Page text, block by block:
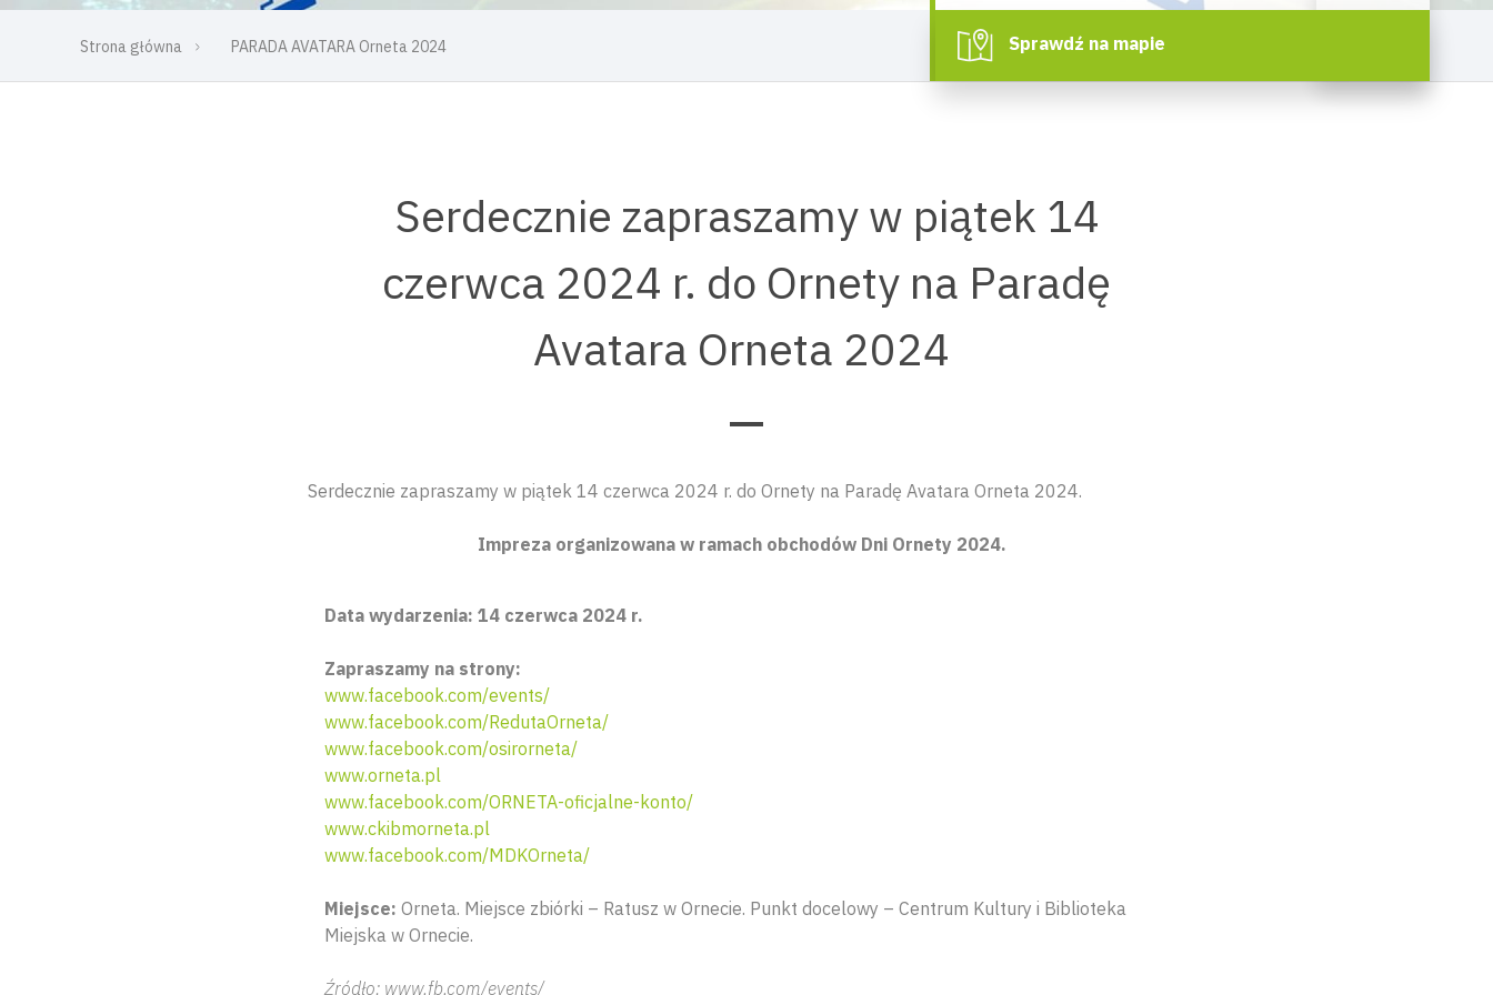
Strona główna PARADA AVATARA Orneta 2024 Sprawdź na mapie
Serdecznie zapraszamy w piątek 14
czerwca 2024 r. do Ornety na Paradę
Avatara Orneta 2024
Serdecznie zapraszamy w piątek 14 czerwca 2024 r. do Ornety na Paradę Avatara Orneta 2024.
Impreza organizowana w ramach obchodów Dni Ornety 2024.
Data wydarzenia: 14 czerwca 2024 r.
Zapraszamy na strony:
www.facebook.com/events/
www.facebook.com/RedutaOrneta/
www.facebook.com/osirorneta/
www.orneta.pl
www.facebook.com/ORNETA-oficjalne-konto/
www.ckibmorneta.pl
www.facebook.com/MDKOrneta/
Miejsce: Orneta. Miejsce zbiórki – Ratusz w Ornecie. Punkt docelowy – Centrum Kultury i Biblioteka
Miejska w Ornecie.
Źródło: www.fb.com/events/